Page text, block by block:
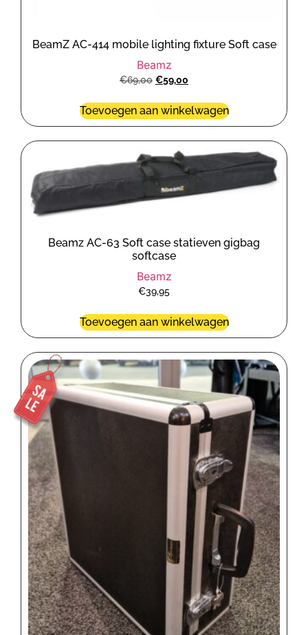
BeamZ AC-414 mobile lighting fixture Soft case
Beamz
€69,00 €59,00
Toevoegen aan winkelwagen
Beamz AC-63 Soft case statieven gigbag
softcase
Beamz
€39,95
Toevoegen aan winkelwagen